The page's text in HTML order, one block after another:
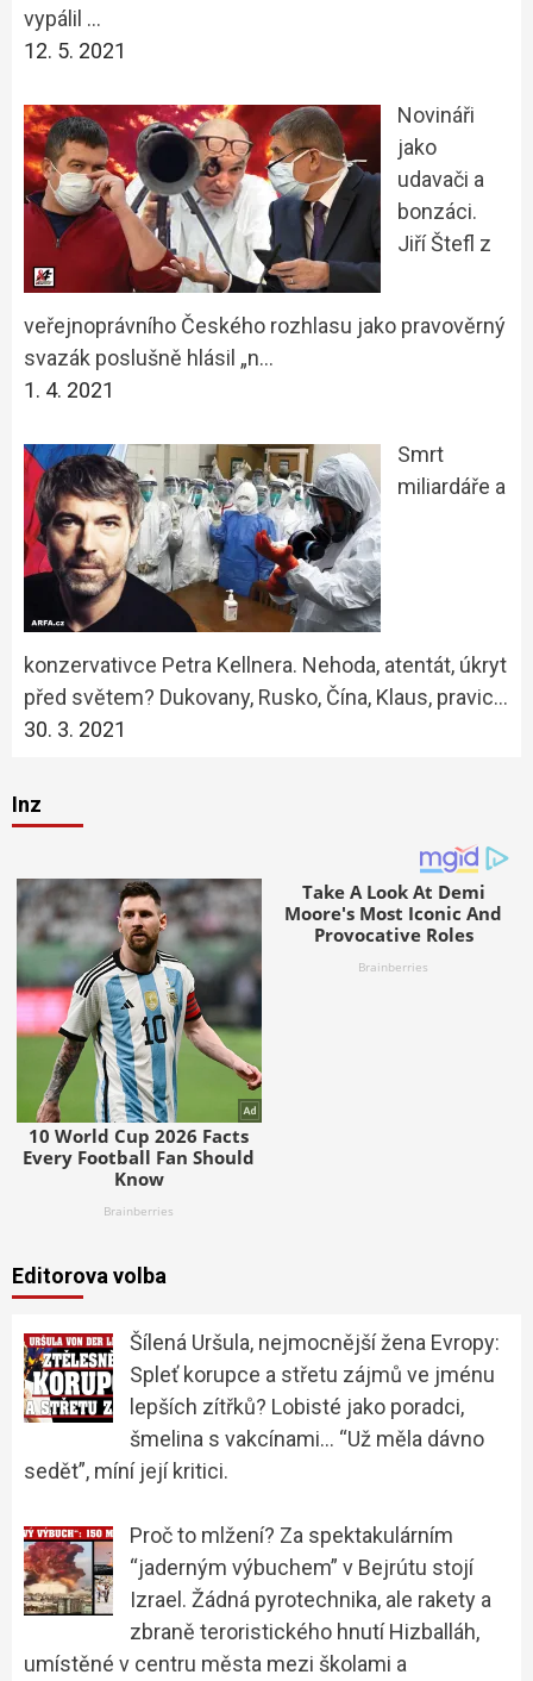
vypálil …
12. 5. 2021
Novináři
jako
udavači a
bonzáci.
Jiří Štefl z
veřejnoprávního Českého rozhlasu jako pravověrný
svazák poslušně hlásil „n…
1. 4. 2021
Smrt
miliardáře a
konzervativce Petra Kellnera. Nehoda, atentát, úkryt
před světem? Dukovany, Rusko, Čína, Klaus, pravic…
30. 3. 2021
Inz
Editorova volba
Šílená Uršula, nejmocnější žena Evropy:
Spleť korupce a střetu zájmů ve jménu
lepších zítřků? Lobisté jako poradci,
šmelina s vakcínami… “Už měla dávno
sedět”, míní její kritici.
Proč to mlžení? Za spektakulárním
“jaderným výbuchem” v Bejrútu stojí
Izrael. Žádná pyrotechnika, ale rakety a
zbraně teroristického hnutí Hizballáh,
umístěné v centru města mezi školami a